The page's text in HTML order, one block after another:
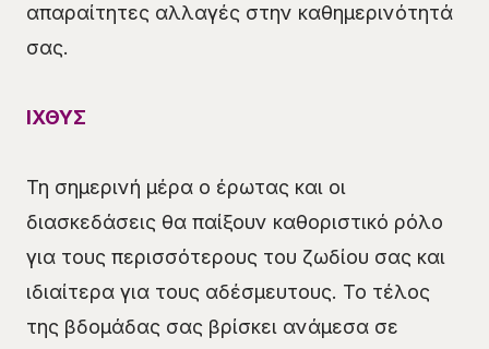
απαραίτητες αλλαγές στην καθημερινότητά
σας.
ΙΧΘΥΣ
Τη σημερινή μέρα ο έρωτας και οι
διασκεδάσεις θα παίξουν καθοριστικό ρόλο
για τους περισσότερους του ζωδίου σας και
ιδιαίτερα για τους αδέσμευτους. Το τέλος
της βδομάδας σας βρίσκει ανάμεσα σε